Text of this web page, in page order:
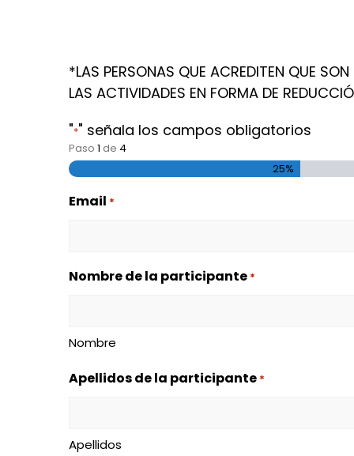
*LAS PERSONAS QUE ACREDITEN QUE
LAS ACTIVIDADES EN FORMA DE
"*" señala los campos obligatorios
Paso 1 de 4
25%
Email *
Nombre de la participante *
Nombre
Apellidos de la participante *
Apellidos